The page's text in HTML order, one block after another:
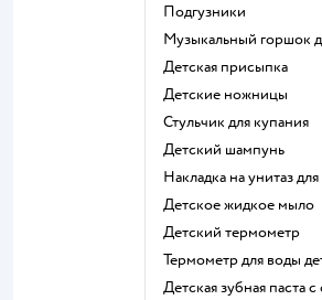
подгузники
музыкальный горшок
детская присыпка
детские ножницы
стульчик для купания
детский шампунь
накладка на унитаз
детское жидкое мыло
детский термометр
термометр для воды
детская зубная паста